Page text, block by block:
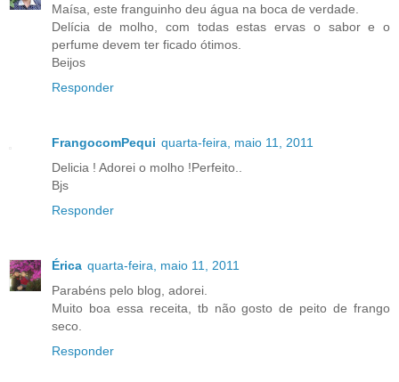
Maísa, este franguinho deu água na boca de verdade.
Delícia de molho, com todas estas ervas o sabor e o
perfume devem ter ficado ótimos.
Beijos
Responder
FrangocomPequi quarta-feira, maio 11, 2011
Delicia ! Adorei o molho !Perfeito..
Bjs
Responder
Érica quarta-feira, maio 11, 2011
Parabéns pelo blog, adorei.
Muito boa essa receita, tb não gosto de peito de frango
seco.
Responder